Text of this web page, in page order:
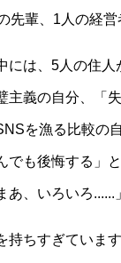
先輩、1人の経
には、5人の住
主義の自分、「
を漁る比較の
でも後悔する」
あ、いろいろ
持ちすぎていま